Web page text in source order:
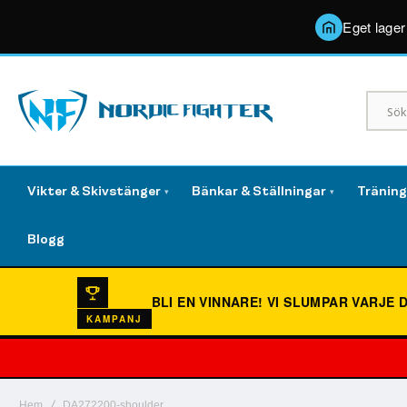
Eget
Vikter & Skivstänger ▾ Bänkar & Ställningar ▾
Blogg
KAMPANJ
BLI EN VINNARE!VI SLUMPAR VARJE